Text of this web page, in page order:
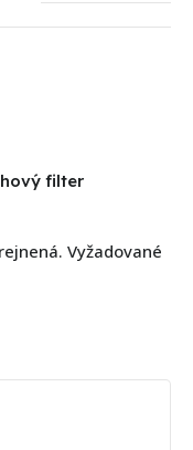
filter
Vyžadované